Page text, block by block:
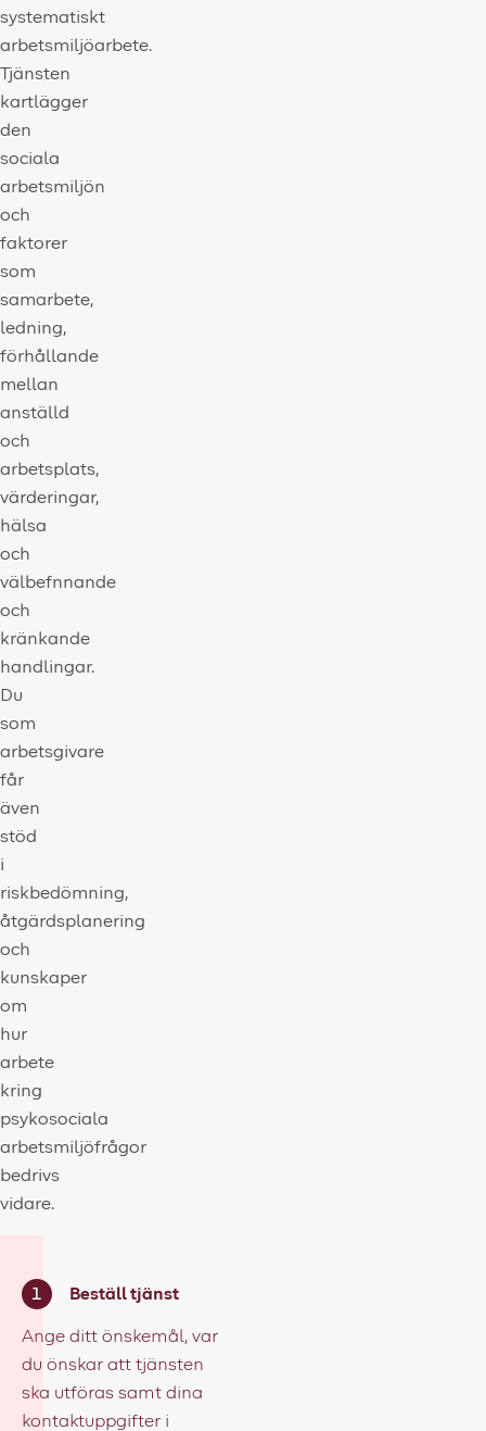
systematiskt
arbetsmiljöarbete.
Tjänsten
kartlägger
den
sociala
arbetsmiljön
och
faktorer
som
samarbete,
ledning,
förhållande
mellan
anställd
och
arbetsplats,
värderingar,
hälsa
och
välbefnnande
och
kränkande
handlingar.
Du
som
arbetsgivare
får
även
stöd
i
riskbedömning,
åtgärdsplanering
och
kunskaper
om
hur
arbete
kring
psykosociala
arbetsmiljöfrågor
bedrivs
vidare.
Beställ tjänst
Ange ditt önskemål, var
du önskar att tjänsten
ska utföras samt dina
kontaktuppgifter i